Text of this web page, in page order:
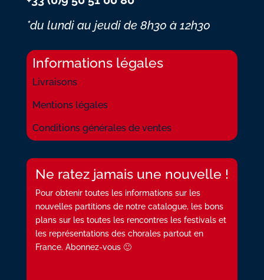
*du lundi au jeudi de 8h30 à 12h30
Informations légales
Livraisons
Mentions légales
Conditions générales de ventes
Ne ratez jamais une nouvelle !
Pour obtenir toutes les informations sur les
nouvelles partitions de notre catalogue, les bons
plans sur les toutes les rencontres les festivals et
les représentations des chorales partout en
France. Abonnez-vous 🙂